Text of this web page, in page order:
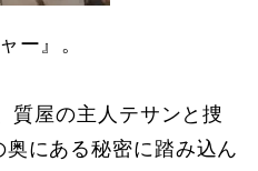
ー』。
質屋の主人テサンと捜
にある秘密に踏み込ん